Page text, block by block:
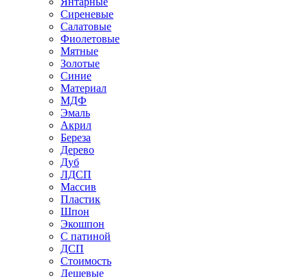
Сиреневые
Салатовые
Фиолетовые
Мятные
Золотые
Синие
Материал
МДФ
Эмаль
Акрил
Береза
Дерево
Дуб
ЛДСП
Массив
Пластик
Шпон
Экошпон
С патиной
ДСП
Стоимость
Дешевые